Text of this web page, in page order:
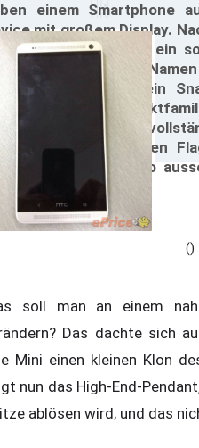
einem Smartphone
mit großem Display.
will nun auch HTC ein
Unter dem
in dem ein
soll, die
und HTC One,
Bilder zum neuen
Wunder, genauso
Smartphones.
()
soll man an einem
Das dachte sich
Mini einen kleinen Klon
nun das High-End-
ablösen wird; und das